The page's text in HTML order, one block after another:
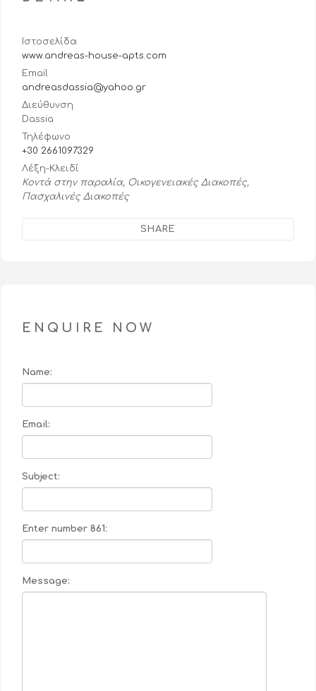
Ιστοσελίδα
www.andreas-house-apts.com
Email
andreasdassia@yahoo.gr
Διεύθυνση
Dassia
Τηλέφωνο
+30 2661097329
Λέξη-Κλειδί
Κοντά στην παραλία, Οικογενειακές Διακοπές,
Πασχαλινές Διακοπές
SHARE
ENQUIRE NOW
Name:
Email:
Subject:
Enter number 861:
Message: